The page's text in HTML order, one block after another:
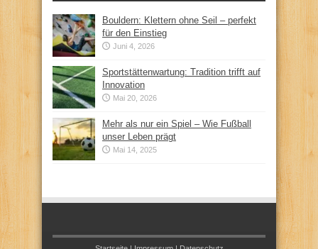
Bouldern: Klettern ohne Seil – perfekt
für den Einstieg
Juni 4, 2026
Sportstättenwartung: Tradition trifft auf
Innovation
Mai 20, 2026
Mehr als nur ein Spiel – Wie Fußball
unser Leben prägt
Mai 14, 2025